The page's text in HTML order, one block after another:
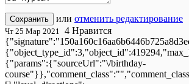
Сохранить или отменить редактирование
Чт 25 Мар 2021 4 Нравится
{"params":{"sourceUrl":"\/birthday-